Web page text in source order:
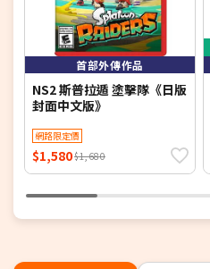
首部外傳作品
NS2 斯普拉遁 塗擊隊《日版
封面中文版》
網路限定價
$1,580$1,680